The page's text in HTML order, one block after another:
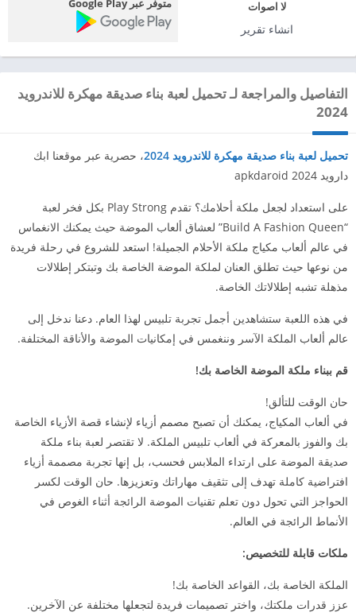
لا اصوات
انشاء تقرير
متوفر عبر Google Play
التفاصيل والمراجعة لـ تحميل لعبة بناء صديقة مهكرة للاندرويد
2024
تحميل لعبة بناء صديقة مهكرة للاندرويد 2024
، حصرية عبر موقعنا ابك
دارويد 2024 apkdaroid
على استعداد لجعل ملكة أحلامك؟ تقدم Play Strong بكل فخر لعبة
“Build A Fashion Queen” لعشاق ألعاب الموضة حيث يمكنك الانغماس
في عالم ألعاب مكياج ملكة الأحلام الجميلة! استعد للشروع في رحلة فريدة
من نوعها حيث تطلق العنان لملكة الموضة الخاصة بك وتبتكر إطلالات
مذهلة تشبه إطلالاتك الخاصة.
في هذه اللعبة ستشاهدين أجمل تجربة تلبيس لهذا العام. دعنا ندخل إلى
عالم ألعاب الملكة الآسر وننغمس في إمكانيات الموضة والأناقة المختلفة.
قم ببناء ملكة الموضة الخاصة بك!
حان الوقت للتألق!
في ألعاب المكياج، يمكنك أن تصبح مصمم أزياء لإنشاء قصة الأزياء الخاصة
بك والفوز بالمعركة في ألعاب تلبيس الملكة. لا تقتصر لعبة بناء ملكة
صديقة الموضة على ارتداء الملابس فحسب، بل إنها تجربة مصممة أزياء
افتراضية كاملة تهدف إلى تثقيف مهاراتك وتعزيزها. حان الوقت لكسر
الحواجز التي تحول دون تعلم تقنيات الموضة الرائجة أثناء الغوص في
الأنماط الرائجة في العالم.
ملكات قابلة للتخصيص:
الملكة الخاصة بك، القواعد الخاصة بك!
عزز قدرات ملكتك، واختر تصميمات فريدة لتجعلها مختلفة عن الآخرين.